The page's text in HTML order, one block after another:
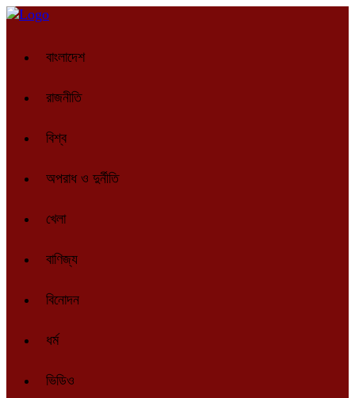
বাংলাদেশ
রাজনীতি
বিশ্ব
অপরাধ ও দুর্নীতি
খেলা
বাণিজ্য
বিনোদন
ধর্ম
ভিডিও